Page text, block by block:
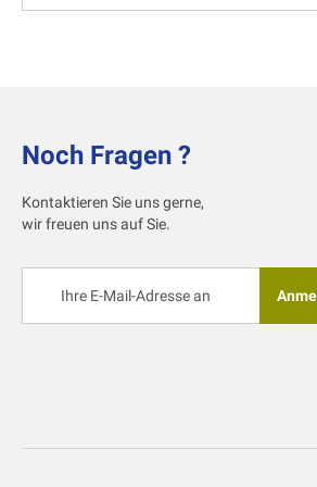
Noch Fragen ?
Kontaktieren Sie uns gerne,
wir freuen uns auf Sie.
sich